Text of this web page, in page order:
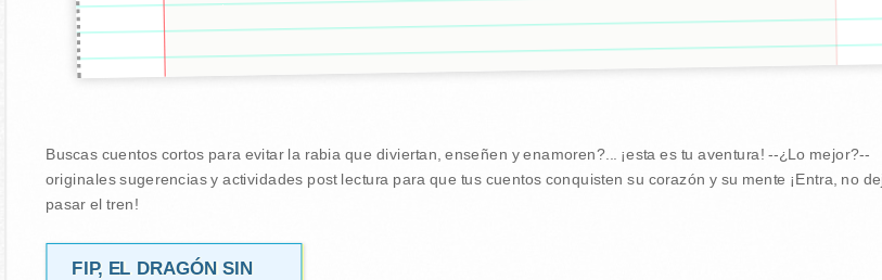
Buscas cuentos cortos para evitar la rabia que diviertan, enseñen y enamoren?... ¡esta es tu aventura! --¿Lo mejor?--
originales sugerencias y actividades post lectura para que tus cuentos conquisten su corazón y su mente ¡Entra, no
pasar el tren!
FIP, EL DRAGÓN SIN